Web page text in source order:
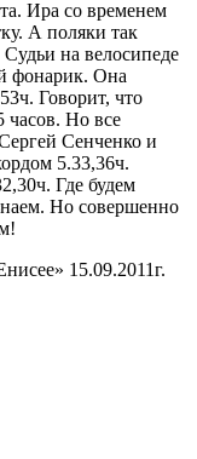
Ира со временем
А поляки так
на велосипеде
фонарик. Она
Говорит, что
часов. Но все
Сенченко и
5.33,36ч.
Где будем
Но совершенно
15.09.2011г.